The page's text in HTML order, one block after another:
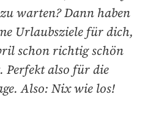
warten? Dann haben
Urlaubsziele für dich,
schon richtig schön
Perfekt also für die
Also: Nix wie los!